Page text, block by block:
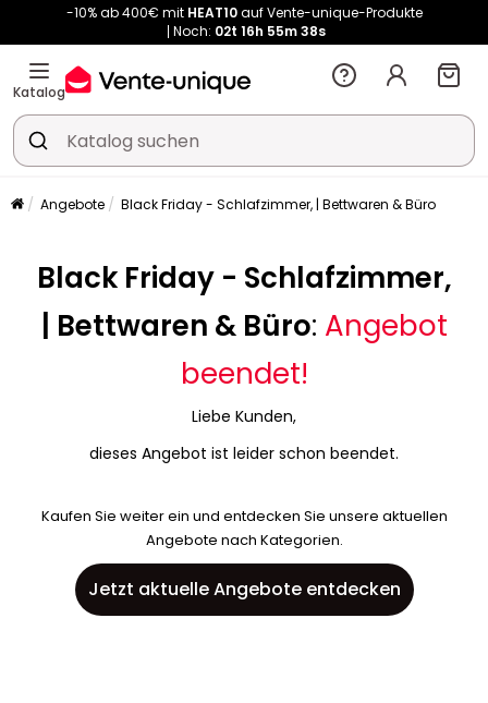
-10% ab 400€ mit HEAT10auf Vente-unique-Produkte
Noch: 02t 16h 55m 38s
-10% ab 400€ mitHEAT10auf Vente-unique-Produkte
Katalog
Angebote Black Friday - Schlafzimmer, | Bettwaren & Büro
Black Friday - Schlafzimmer,
| Bettwaren & Büro: Angebot
beendet!
Liebe Kunden,
dieses Angebot ist leider schon beendet.
Kaufen Sie weiter ein und entdecken Sie unsere aktuellen
Angebote nach Kategorien.
Jetzt aktuelle Angebote entdecken